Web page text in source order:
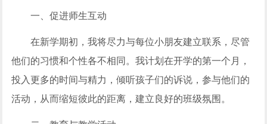
一、促进师生互动
在新学期初，我将尽力与每位小朋友建立联系，尽管
他们的习惯和个性各不相同。我计划在开学的第一个月，
投入更多的时间与精力，倾听孩子们的诉说，参与他们的
活动，从而缩短彼此的距离，建立良好的班级氛围。